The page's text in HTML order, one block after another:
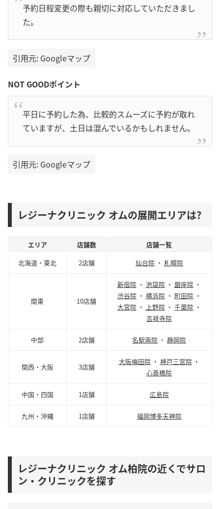
予約日程変更の際も親切に対応していただきまし
た。
引用元: Googleマップ
NOT GOODポイント
平日に予約した為、比較的スムーズに予約が取れ
ていますが、土日は混んでいるかもしれません。
引用元: Googleマップ
レジーナクリニック オムの展開エリアは?
エリア 店舗数
店舗一覧
北海道・東北
2店舗 仙台院 ・ 札幌院
関東 10店舗
新宿院 ・ 池袋院 ・ 銀座院 ・
渋谷院 ・ 横浜院 ・ 町田院 ・
大宮院 ・ 上野院 ・ 千葉院 ・
吉祥寺院
中部 2店舗 名駅南院 ・ 静岡院
関西・大阪 3店舗
大阪梅田院 ・ 神戸三宮院 ・
心斎橋院
中国・四国 1店舗 広島院
九州・沖縄 1店舗 福岡博多天神院
レジーナクリニック オム柏院の近くでサロ
ン・クリニックを探す